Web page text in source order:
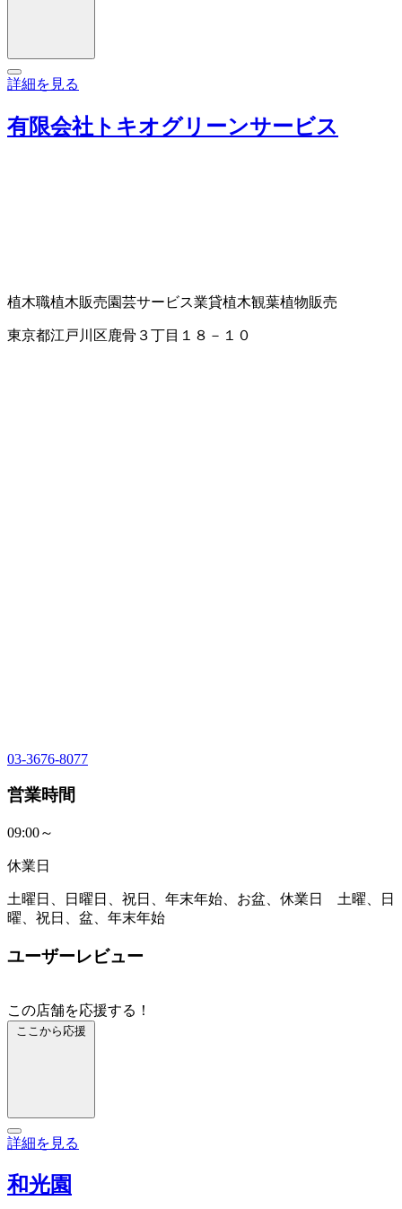
詳細を見る
有限会社トキオグリーンサービス
植木職植木販売園芸サービス業貸植木観葉植物販売
東京都江戸川区鹿骨３丁目１８－１０
03-3676-8077
営業時間
09:00～
休業日
土曜日、日曜日、祝日、年末年始、お盆、休業日 土曜、日
曜、祝日、盆、年末年始
ユーザーレビュー
この店舗を応援する！
ここから応援
詳細を見る
和光園